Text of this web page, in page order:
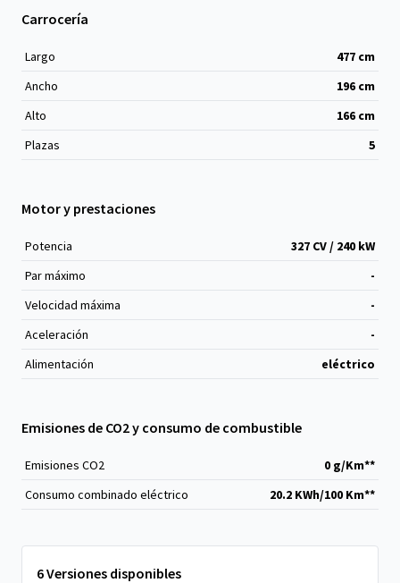
Carrocería
Largo 477 cm
Ancho
196 cm
Alto
166 cm
Plazas
5
Motor y prestaciones
Potencia
327 CV / 240 kW
Par máximo
-
Velocidad máxima
-
Aceleración
-
Alimentación
eléctrico
Emisiones de CO2 y consumo de combustible
Emisiones CO2
0 g/Km**
Consumo combinado eléctrico
20.2 KWh/100 Km**
6 Versiones disponibles